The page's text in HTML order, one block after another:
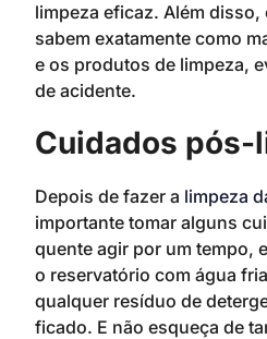
limpeza eficaz. Além
sabem exatamente como
e os produtos de limpeza,
de acidente.
Cuidados pós-
Depois de fazer a limpeza
importante tomar alguns
quente agir por um tempo,
o reservatório com água
qualquer resíduo de
ficado. E não esqueça de